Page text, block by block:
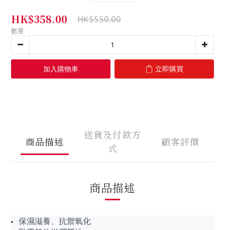
HK$358.00 HK$550.00
數量
加入購物車 立即購買
商品描述
送貨及付款方
式
顧客評價
商品描述
保濕滋養、抗禦氧化